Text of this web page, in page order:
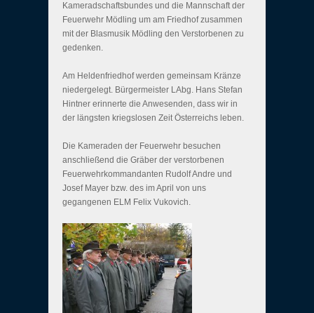
Kameradschaftsbundes und die Mannschaft der
Feuerwehr Mödling um am Friedhof zusammen
mit der Blasmusik Mödling den Verstorbenen zu
gedenken.
Am Heldenfriedhof werden gemeinsam Kränze
niedergelegt. Bürgermeister LAbg. Hans Stefan
Hintner erinnerte die Anwesenden, dass wir in
der längsten kriegslosen Zeit Österreichs leben.
Die Kameraden der Feuerwehr besuchen
anschließend die Gräber der verstorbenen
Feuerwehrkommandanten Rudolf Andre und
Josef Mayer bzw. des im April von uns
gegangenen ELM Felix Vukovich.